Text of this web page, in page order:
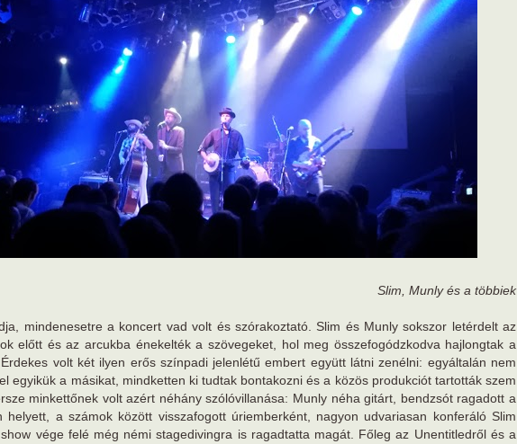
Slim, Munly és a többiek
mindenesetre a koncert vad volt és szórakoztató. Slim és Munly sokszor letérdelt az
előtt és az arcukba énekelték a szövegeket, hol meg összefogódzkodva hajlongtak a
volt két ilyen erős színpadi jelenlétű embert együtt látni zenélni: egyáltalán nem
egyikük a másikat, mindketten ki tudtak bontakozni és a közös produkciót tartották szem
minkettőnek volt azért néhány szólóvillanása: Munly néha gitárt, bendzsót ragadott a
helyett, a számok között visszafogott úriemberként, nagyon udvariasan konferáló Slim
vége felé még némi stagedivingra is ragadtatta magát. Főleg az Unentitledről és a